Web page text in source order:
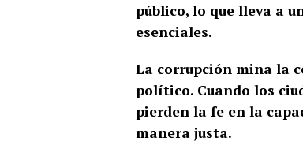
público, lo que lleva a
esenciales.
La corrupción mina la
político. Cuando los
pierden la fe en la
manera justa.